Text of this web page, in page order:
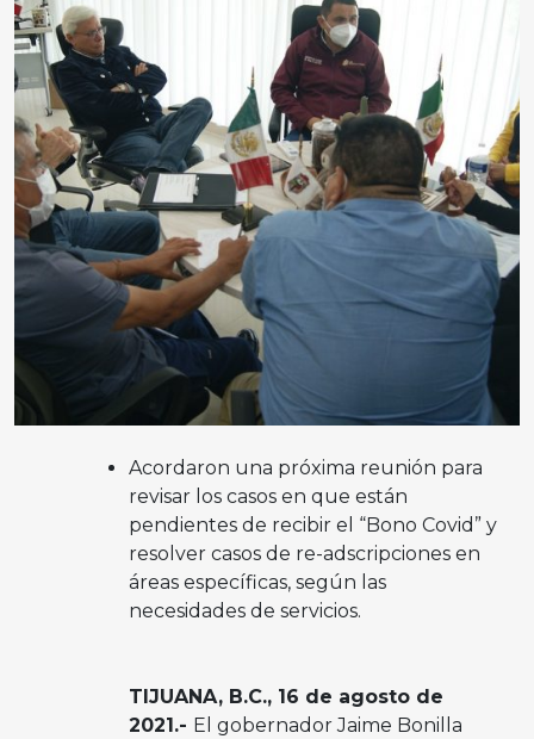
Acordaron una próxima reunión para
revisar los casos en que están
pendientes de recibir el “Bono Covid” y
resolver casos de re-adscripciones en
áreas específicas, según las
necesidades de servicios.
TIJUANA, B.C., 16 de agosto de
2021.- El gobernador Jaime Bonilla